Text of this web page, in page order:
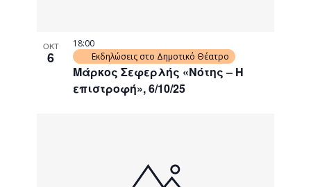
ΟΚΤ
6
Μάρκος Σεφερλής «Νότης – Η
επιστροφή», 6/10/25
18:00
Εκδηλώσεις στο Δημοτικό Θέατρο